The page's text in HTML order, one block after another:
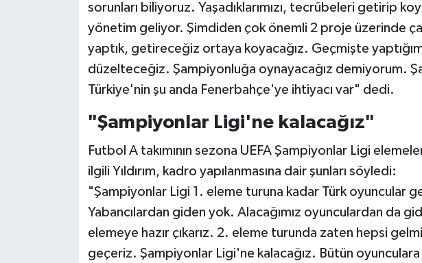
sorunları biliyoruz. Yaşadıklarımızı, tecrübeleri getirip
yönetim geliyor. Şimdiden çok önemli 2 proje üzerinde
yaptık, getireceğiz ortaya koyacağız. Geçmişte
düzelteceğiz. Şampiyonluğa oynayacağız demiyorum.
Türkiye'nin şu anda Fenerbahçe'ye ihtiyacı var" dedi.
"Şampiyonlar Ligi'ne kalacağız"
Futbol A takımının sezona UEFA Şampiyonlar Ligi
ilgili Yıldırım, kadro yapılanmasına dair şunları söyledi:
"Şampiyonlar Ligi 1. eleme turuna kadar Türk oyuncular
Yabancılardan giden yok. Alacağımız oyunculardan da
elemeye hazır çıkarız. 2. eleme turunda zaten hepsi
geçeriz. Şampiyonlar Ligi'ne kalacağız. Bütün